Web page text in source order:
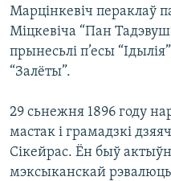
Марцінкевіч пераклаў
Міцкевіча “Пан
прынесьлі п’есы
“Залёты”.
29 сьнежня 1896 году
мастак і грамадзкі
Сікейрас. Ён быў
мэксыканскай